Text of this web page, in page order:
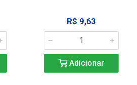
R$ 9,63
Adicionar